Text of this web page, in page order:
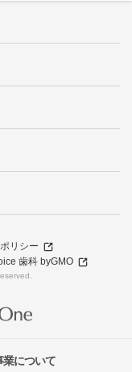
リシー
歯科 byGMO
業について